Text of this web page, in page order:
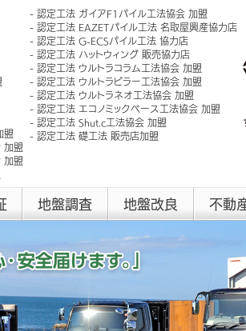
盟
加盟
加盟
認定工法 ガイアF1パイル工法協会 加盟
認定工法 EAZETパイル工法 名取屋興産協力店
認定工法 G-ECSパイル工法 協力店
認定工法 ハットウィング 販売協力店
認定工法 ウルトラコラム工法協会 加盟
認定工法 ウルトラピラー工法協会 加盟
認定工法 ウルトラネオ工法協会 加盟
認定工法 エコノミックベース工法協会 加盟
認定工法 Shut.c工法協会 加盟
認定工法 礎工法 販売店加盟
地盤調査 地盤改良 不動